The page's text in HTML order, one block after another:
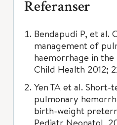
Referanser
Bendapudi P, et al.
management of
haemorrhage in the
Child Health 2012;
Yen TA et al.
pulmonary
birth-weight
Pediatr Neonatol,